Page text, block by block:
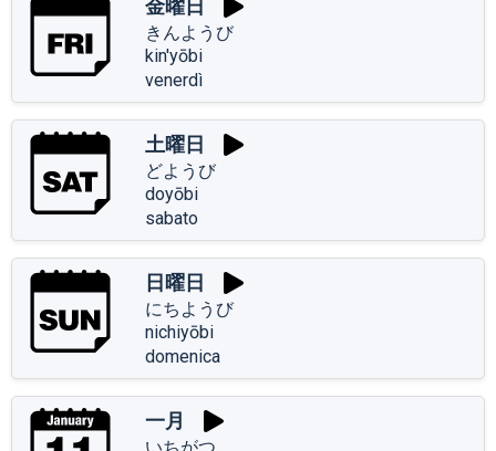
金曜日
きんようび
kin'yōbi
venerdì
土曜日
どようび
doyōbi
sabato
日曜日
にちようび
nichiyōbi
domenica
一月
いちがつ